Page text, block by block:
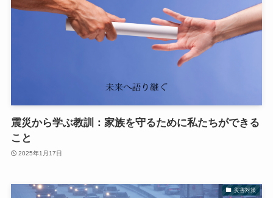
震災から学ぶ教訓：家族を守るために私たちができる
こと
2025年1月17日
災害対策